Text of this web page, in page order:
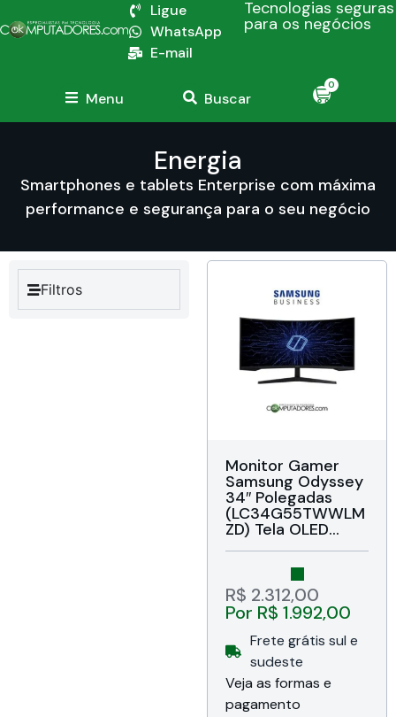
Ligue
WhatsApp
E-mail
Tecnologias seguras
para os negócios
Menu Buscar
0
Energia
Smartphones e tablets Enterprise com máxima
performance e segurança para o seu negócio
Filtros
Monitor Gamer
Samsung Odyssey
34″ Polegadas
(LC34G55TWWLM
ZD) Tela OLED
Curva 1000R,
3440 x 1440,
Brilho 250 cd/m²,
HDR10, Taxa de
atualização de
165Hz, Tempo de
Resposta 1ms,
VESA, Cor Preto,
Garantia de 12
meses da
R$ 2.312,00
Por R$ 1.992,00
Frete grátis sul e
sudeste
Veja as formas e
pagamento